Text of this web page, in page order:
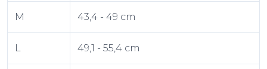
M 43,4 - 49 cm
L 49,1 - 55,4 cm